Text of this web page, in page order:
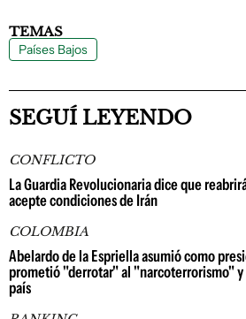
TEMAS
Países Bajos
SEGUÍ LEYENDO
CONFLICTO
La Guardia Revolucionaria dice que
acepte condiciones de Irán
COLOMBIA
Abelardo de la Espriella asumió como
prometió "derrotar" al "narcoterrorismo"
país